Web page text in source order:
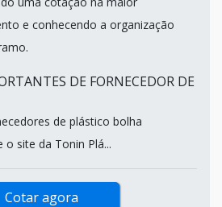
e conhecendo a organização
DE FORNECEDOR DE
de plástico bolha
o site da Tonin Plá...
Cotar agora